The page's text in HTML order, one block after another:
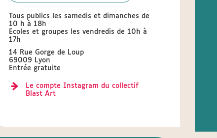
Tous publics les samedis et dimanches de
10 h à 18h
Ecoles et groupes les vendredis de 10h à
17h
14 Rue Gorge de Loup
69009 Lyon
Entrée gratuite
Le compte Instagram du collectif
Blast Art